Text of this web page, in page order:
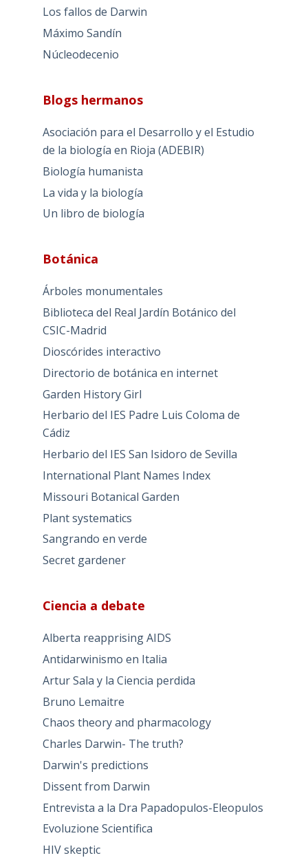
Los fallos de Darwin
Máximo Sandín
Núcleodecenio
Blogs hermanos
Asociación para el Desarrollo y el Estudio
de la biología en Rioja (ADEBIR)
Biología humanista
La vida y la biología
Un libro de biología
Botánica
Árboles monumentales
Biblioteca del Real Jardín Botánico del
CSIC-Madrid
Dioscórides interactivo
Directorio de botánica en internet
Garden History Girl
Herbario del IES Padre Luis Coloma de
Cádiz
Herbario del IES San Isidoro de Sevilla
International Plant Names Index
Missouri Botanical Garden
Plant systematics
Sangrando en verde
Secret gardener
Ciencia a debate
Alberta reapprising AIDS
Antidarwinismo en Italia
Artur Sala y la Ciencia perdida
Bruno Lemaitre
Chaos theory and pharmacology
Charles Darwin- The truth?
Darwin's predictions
Dissent from Darwin
Entrevista a la Dra Papadopulos-Eleopulos
Evoluzione Scientifica
HIV skeptic